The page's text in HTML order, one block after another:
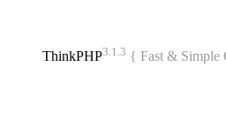
ThinkPHP3.1.3 { Fast &